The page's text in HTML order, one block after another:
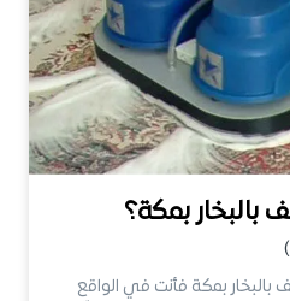
بمكة؟
بمكة فأنت في الواقع